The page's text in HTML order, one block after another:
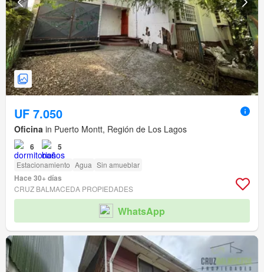
UF 7.050
Oficina in Puerto Montt, Región de Los Lagos
6 5
Estacionamiento Agua Sin amueblar
Hace 30+ días
CRUZ BALMACEDA PROPIEDADES
WhatsApp